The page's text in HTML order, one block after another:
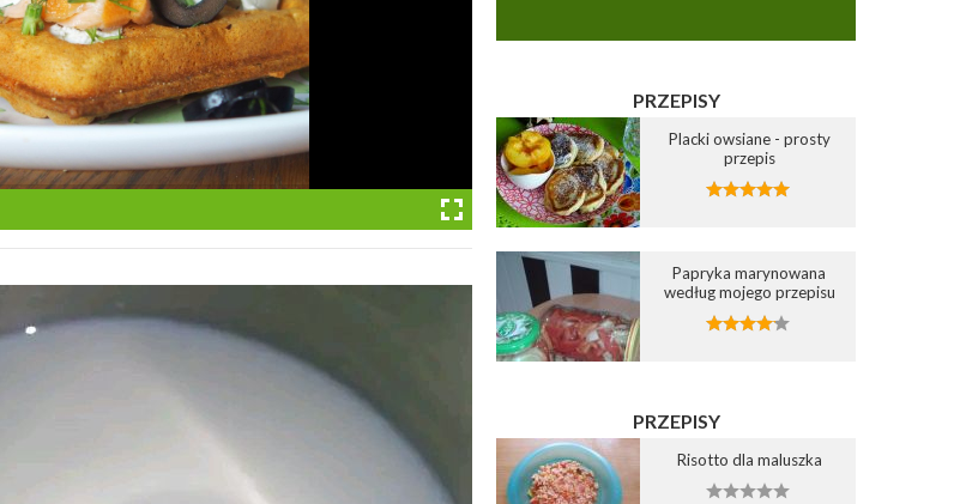
PRZEPISY
Placki owsiane - prosty
przepis
Papryka marynowana
według mojego przepisu
PRZEPISY
Risotto dla maluszka